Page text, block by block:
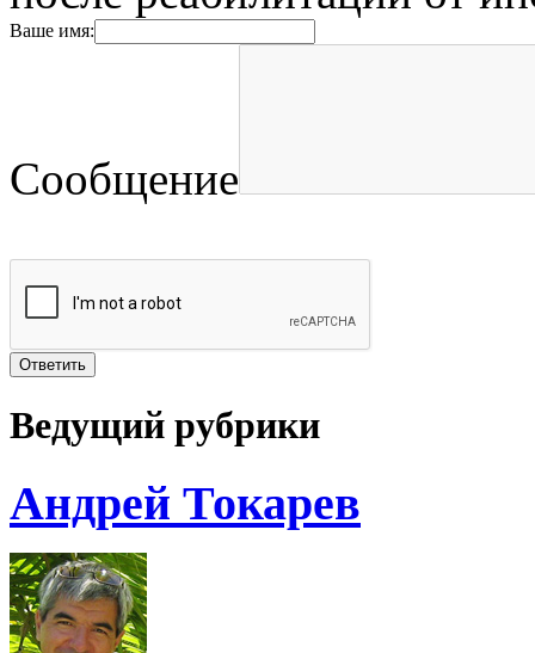
Ваше имя:
Сообщение
Ведущий рубрики
Андрей Токарев